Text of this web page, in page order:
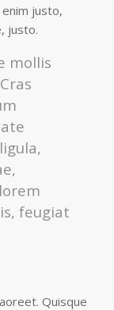
justo,
justo.
mollis
feugiat
Quisque